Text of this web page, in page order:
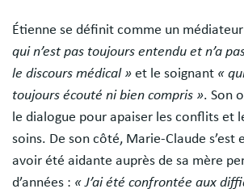
Étienne se définit comme un médiateur
qui n’est pas toujours entendu et n’a
le discours médical » et le soignant «
toujours écouté ni bien compris ». Son
le dialogue pour apaiser les conflits et
soins. De son côté, Marie-Claude s’est
avoir été aidante auprès de sa mère
d’années : « J’ai été confrontée aux